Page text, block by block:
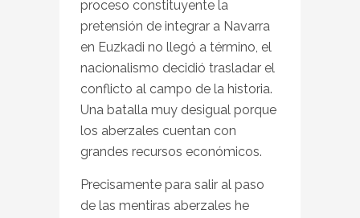
proceso constituyente la
pretensión de integrar a Navarra
en Euzkadi no llegó a término, el
nacionalismo decidió trasladar el
conflicto al campo de la historia.
Una batalla muy desigual porque
los aberzales cuentan con
grandes recursos económicos.
Precisamente para salir al paso
de las mentiras aberzales he